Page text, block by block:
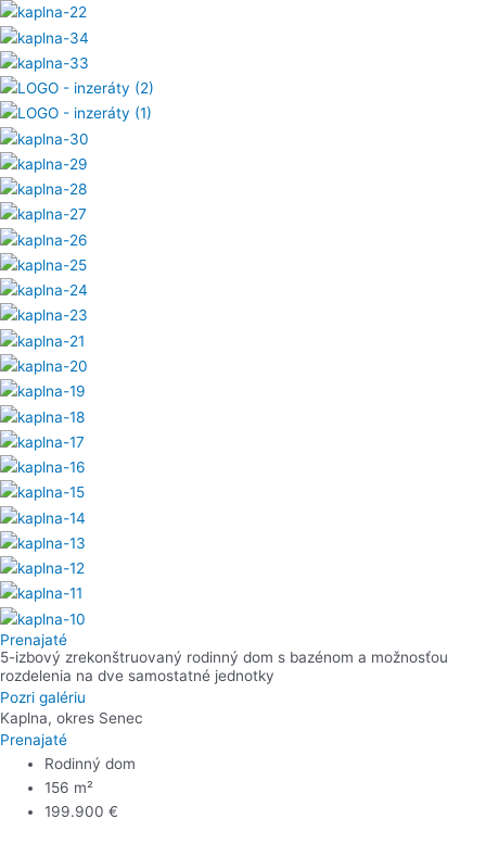
Prenajaté
5-izbový zrekonštruovaný rodinný dom s bazénom a možnosťou
rozdelenia na dve samostatné jednotky
Pozri galériu
Kaplna, okres Senec
Prenajaté
Rodinný dom
156 m²
199.900 €